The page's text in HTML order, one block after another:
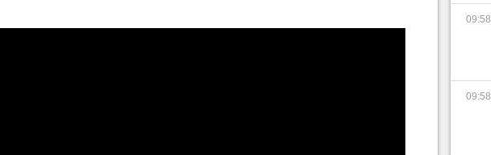
09:58
09:58